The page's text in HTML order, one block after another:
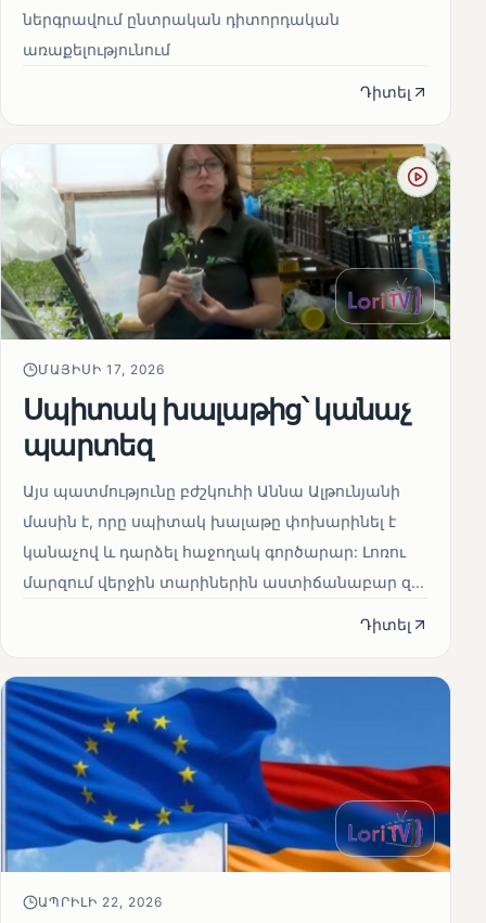
ներգրավում ընտրական դիտորդական
առաքելությունում
Դիտել
ՄԱՅԻՍԻ 17, 2026
Սպիտակ խալաթից՝ կանաչ
պարտեզ
Այս պատմությունը բժշկուհի Աննա Ալթունյանի
մասին է, որը սպիտակ խալաթը փոխարինել է
կանաչով և դարձել հաջողակ գործարար: Լոռու
մարզում վերջին տարիներին աստիճանաբար զ...
Դիտել
ԱՊՐԻԼԻ 22, 2026